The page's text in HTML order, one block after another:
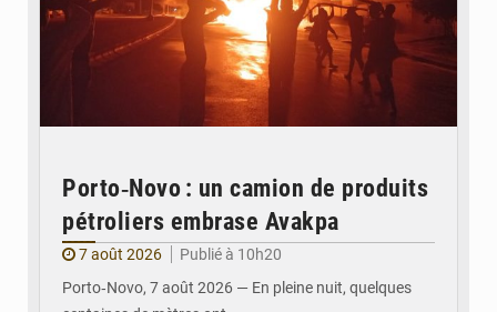
Porto‑Novo : un camion de produits
pétroliers embrase Avakpa
7 août 2026
Publié à 10h20
Porto‑Novo, 7 août 2026 — En pleine nuit, quelques